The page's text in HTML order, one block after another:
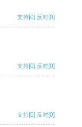
支持[0] 反对[0]
支持[0] 反对[0]
支持[0] 反对[0]